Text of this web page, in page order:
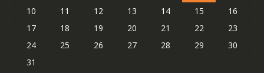
10
11 12 13 14 15
16
17
18 19 20 21 22
23
24
25 26 27 28 29
30
31